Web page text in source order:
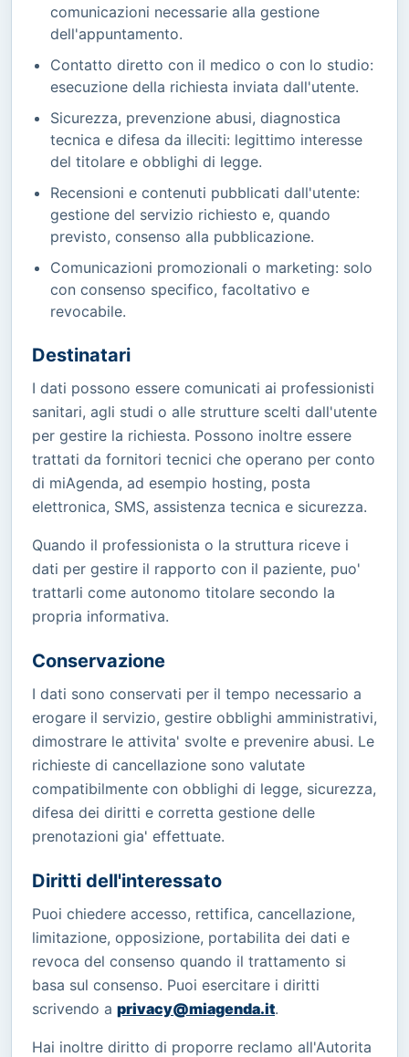
comunicazioni necessarie alla gestione
dell'appuntamento.
Contatto diretto con il medico o con lo studio:
esecuzione della richiesta inviata dall'utente.
Sicurezza, prevenzione abusi, diagnostica
tecnica e difesa da illeciti: legittimo interesse
del titolare e obblighi di legge.
Recensioni e contenuti pubblicati dall'utente:
gestione del servizio richiesto e, quando
previsto, consenso alla pubblicazione.
Comunicazioni promozionali o marketing: solo
con consenso specifico, facoltativo e
revocabile.
Destinatari
I dati possono essere comunicati ai professionisti
sanitari, agli studi o alle strutture scelti dall'utente
per gestire la richiesta. Possono inoltre essere
trattati da fornitori tecnici che operano per conto
di miAgenda, ad esempio hosting, posta
elettronica, SMS, assistenza tecnica e sicurezza.
Quando il professionista o la struttura riceve i
dati per gestire il rapporto con il paziente, puo'
trattarli come autonomo titolare secondo la
propria informativa.
Conservazione
I dati sono conservati per il tempo necessario a
erogare il servizio, gestire obblighi amministrativi,
dimostrare le attivita' svolte e prevenire abusi. Le
richieste di cancellazione sono valutate
compatibilmente con obblighi di legge, sicurezza,
difesa dei diritti e corretta gestione delle
prenotazioni gia' effettuate.
Diritti dell'interessato
Puoi chiedere accesso, rettifica, cancellazione,
limitazione, opposizione, portabilita dei dati e
revoca del consenso quando il trattamento si
basa sul consenso. Puoi esercitare i diritti
scrivendo a privacy@miagenda.it.
Hai inoltre diritto di proporre reclamo all'Autorita